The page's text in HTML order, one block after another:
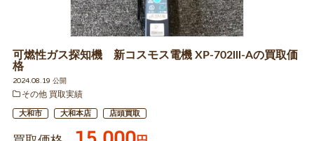
可燃性ガス探知機 新コスモス電機 XP-702lll-Aの買取価
格
2024.08.19 公開
その他 買取実績
大和市 大和本店 店頭買取